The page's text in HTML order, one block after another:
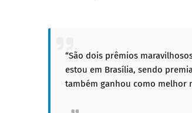
“São dois prêmios
estou em Brasília, sendo
também ganhou como melhor